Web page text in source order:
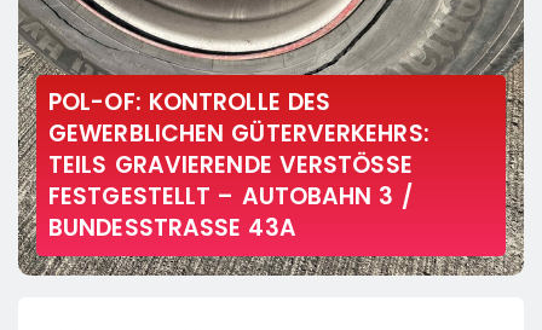
POL-OF: KONTROLLE DES
GEWERBLICHEN GÜTERVERKEHRS:
TEILS GRAVIERENDE VERSTÖSSE F
ESTGESTELLT – AUTOBAHN 3 / B
UNDESSTRASSE 43A